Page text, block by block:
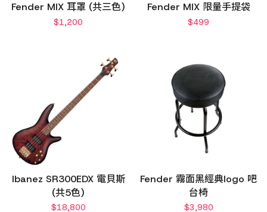
Fender MIX 耳罩 (共三色)
$1,200
Fender MIX 限量手提袋
$499
Ibanez SR300EDX 電貝斯
(共5色)
$18,800
Fender 霧面黑經典logo 吧
台椅
$3,980